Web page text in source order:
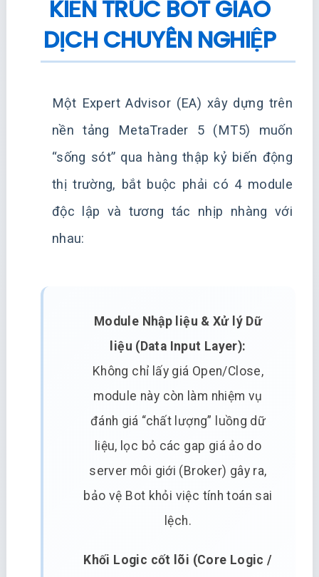
KIẾN TRÚC BOT GIAO
DỊCH CHUYÊN NGHIỆP
Một Expert Advisor (EA) xây dựng trên
nền tảng MetaTrader 5 (MT5) muốn
“sống sót” qua hàng thập kỷ biến động
thị trường, bắt buộc phải có 4 module
độc lập và tương tác nhịp nhàng với
nhau:
Module Nhập liệu & Xử lý Dữ
liệu (Data Input Layer):
Không chỉ lấy giá Open/Close,
module này còn làm nhiệm vụ
đánh giá “chất lượng” luồng dữ
liệu, lọc bỏ các gap giá ảo do
server môi giới (Broker) gây ra,
bảo vệ Bot khỏi việc tính toán sai
lệch.
Khối Logic cốt lõi (Core Logic /